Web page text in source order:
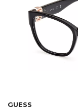
GUESS